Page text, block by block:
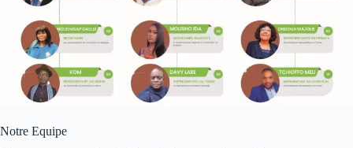
Notre Equipe